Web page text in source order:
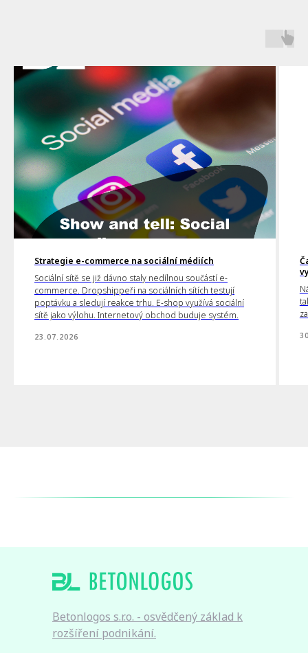
Strategie e-commerce na sociální médiích
Sociální sítě se již dávno staly nedílnou součástí e-
commerce. Dropshippeři na sociálních sítích testují
poptávku a sledují reakce trhu. E-shop využívá sociální
sítě jako výlohu. Internetový obchod buduje systém.
23.07.2026
Betonlogos s.r.o. - osvědčený základ k
rozšíření podnikání.